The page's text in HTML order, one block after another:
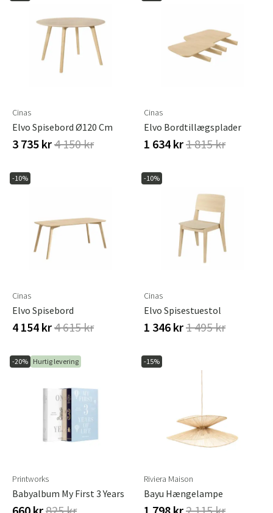
Cinas
Elvo Spisebord Ø120 Cm
3 735 kr4 150 kr
Cinas
Elvo Bordtillægsplader
1 634 kr1 815 kr
-10%
Cinas
Elvo Spisebord
4 154 kr4 615 kr
-10%
Cinas
Elvo Spisestuestol
1 346 kr1 495 kr
-20% Hurtig levering
Printworks
Babyalbum My First 3 Years
-15%
Riviera Maison
Bayu Hængelampe